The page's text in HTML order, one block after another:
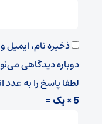
ذخیره نام، ایمیل
دوباره دیدگاهی
لطفا پاسخ را به عدد
5 × یک =